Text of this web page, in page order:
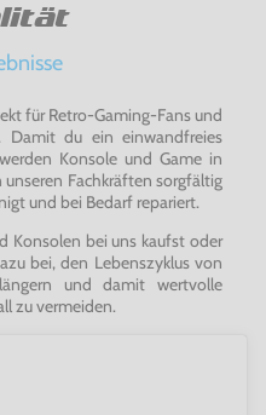
für Retro-Gaming-Fans und
Damit du ein einwandfreies
Konsole und Game in
Fachkräften sorgfältig
und bei Bedarf repariert.
Konsolen bei uns kaufst oder
bei, den Lebenszyklus von
und damit wertvolle
zu vermeiden.